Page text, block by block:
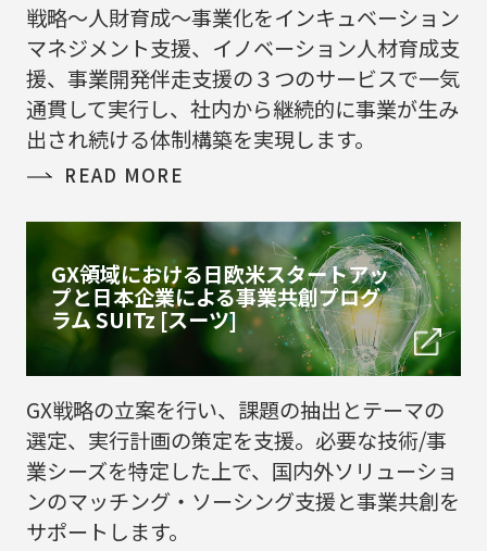
戦略～人財育成～事業化をインキュベーション
マネジメント支援、イノベーション人材育成支
援、事業開発伴走支援の３つのサービスで一気
通貫して実行し、社内から継続的に事業が生み
出され続ける体制構築を実現します。
READ MORE
GX領域における​日欧米スタート​アッ
プと日本企業による事業共創プログ
ラムSUITz [スーツ]
GX戦略の立案を行い、課題の抽出とテーマの
選定​、実行計画の策定を支援。必要な技術/事
業シーズを特定した上で、国内外ソリューショ
ンのマッチング・ソーシング支援と事業共創を
サポートします。